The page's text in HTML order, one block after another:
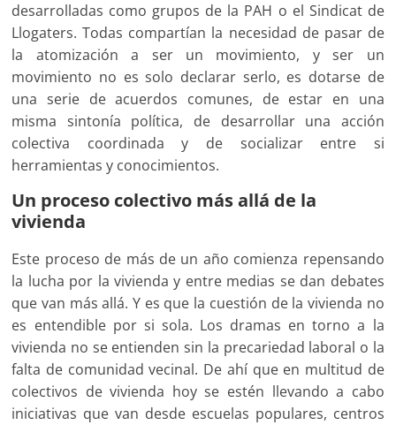
desarrolladas como grupos de la PAH o el Sindicat de
Llogaters. Todas compartían la necesidad de pasar de
la atomización a ser un movimiento, y ser un
movimiento no es solo declarar serlo, es dotarse de
una serie de acuerdos comunes, de estar en una
misma sintonía política, de desarrollar una acción
colectiva coordinada y de socializar entre si
herramientas y conocimientos.
Un proceso colectivo más allá de la
vivienda
Este proceso de más de un año comienza repensando
la lucha por la vivienda y entre medias se dan debates
que van más allá. Y es que la cuestión de la vivienda no
es entendible por si sola. Los dramas en torno a la
vivienda no se entienden sin la precariedad laboral o la
falta de comunidad vecinal. De ahí que en multitud de
colectivos de vivienda hoy se estén llevando a cabo
iniciativas que van desde escuelas populares, centros